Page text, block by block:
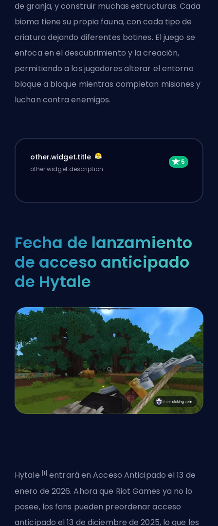
de granja, y construir muchas estructuras. Cada
bioma tiene su propia fauna, con cada tipo de
criatura dejando diferentes botines. El juego se
enfoca en el descubrimiento y la creación,
permitiendo a los jugadores alterar el entorno
bloque a bloque mientras completan misiones y
luchan contra enemigos.
other.widget.title
other.widget.description
Fecha de lanzamiento
de acceso anticipado
de Hytale
Hytale [1] entrará en Acceso Anticipado el 13 de
enero de 2026. Ahora que Riot Games ya no lo
posee, los fans pueden preordenar acceso
anticipado el 13 de diciembre de 2025, lo que les